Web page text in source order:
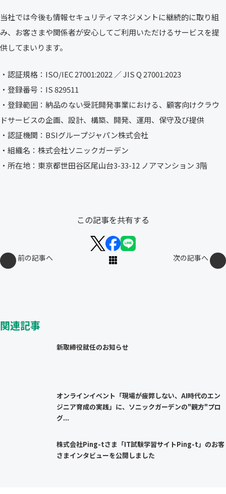
当社では今後も情報セキュリティマネジメントに継続的に取り組
み、お客さまや関係者が安心してご利用いただけるサービスを提
供してまいります。
・認証規格：ISO/IEC 27001:2022 ／ JIS Q 27001:2023
・登録番号：IS 829511
・登録範囲：納品のない受託開発事業における、顧客向けクラウ
ドサービスの企画、設計、構築、開発、運用、保守及び提供
・認証機関：BSIグループジャパン株式会社
・組織名：株式会社ソニックガーデン
・所在地：東京都世田谷区尾山台3-33-12 ノアマンション 3階
この記事を共有する
前の記事へ 次の記事へ
関連記事
新取締役就任のお知らせ
オンラインイベント「現場が疲弊しない、AI時代のエン
ジニア育成の実践」に、ソニックガーデンの"親方"プロ
グ...
株式会社Ping-tさま「IT試験学習サイトPing-t」のお客
さまインタビューを公開しました